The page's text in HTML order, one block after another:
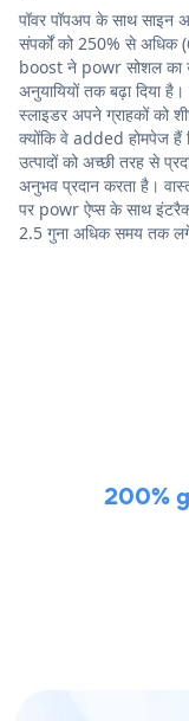
पॉवर पॉपअप के साथ
संपर्कों को 250% से अधिक
boost ने powr सोशल का
अनुयायियों तक बढ़ा दिया
स्लाइडर अपने ग्राहकों को
क्योंकि वे added होमपेज हैं
उत्पादों को अच्छी तरह से
अनुभव प्रदान करता है।
पर powr ऐप्स के साथ
2.5 गुना अधिक समय तक
200%